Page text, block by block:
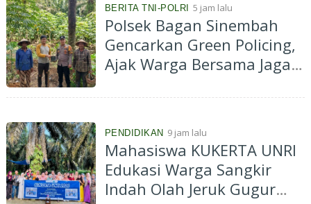
BERITA TNI-POLRI 5 jam lalu
Polsek Bagan Sinembah
Gencarkan Green Policing,
Ajak Warga Bersama Jaga
PENDIDIKAN 9 jam lalu
Mahasiswa KUKERTA UNRI
Edukasi Warga Sangkir
Indah Olah Jeruk Gugur